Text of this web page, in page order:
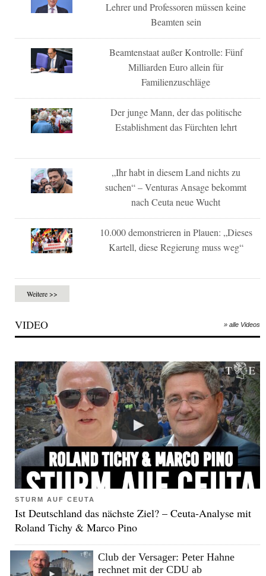
Lehrer und Professoren müssen keine
Beamten sein
Beamtenstaat außer Kontrolle: Fünf
Milliarden Euro allein für
Familienzuschläge
Der junge Mann, der das politische
Establishment das Fürchten lehrt
„Ihr habt in diesem Land nichts zu
suchen“ – Venturas Ansage bekommt
nach Ceuta neue Wucht
10.000 demonstrieren in Plauen: „Dieses
Kartell, diese Regierung muss weg“
Weitere >>
VIDEO » alle Videos
STURM AUF CEUTA
Ist Deutschland das nächste Ziel? – Ceuta-Analyse mit
Roland Tichy & Marco Pino
Club der Versager: Peter Hahne
rechnet mit der CDU ab